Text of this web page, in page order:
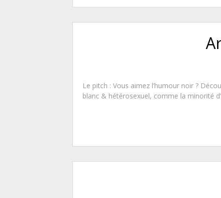
Le pitch : Vous aimez l’humour noir ?
blanc & hétérosexuel, comme la minorité